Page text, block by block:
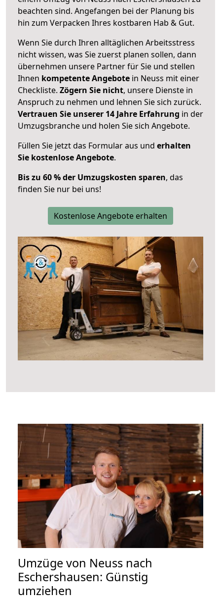
beachten sind. Angefangen bei der Planung bis
hin zum Verpacken Ihres kostbaren Hab & Gut.
Wenn Sie durch Ihren alltäglichen Arbeitsstress
nicht wissen, was Sie zuerst planen sollen, dann
übernehmen unsere Partner für Sie und stellen
Ihnen kompetente Angebote in Neuss mit einer
Checkliste. Zögern Sie nicht, unsere Dienste in
Anspruch zu nehmen und lehnen Sie sich zurück.
Vertrauen Sie unserer 14 Jahre Erfahrung in der
Umzugsbranche und holen Sie sich Angebote.
Füllen Sie jetzt das Formular aus und erhalten
Sie kostenlose Angebote.
Bis zu 60 % der Umzugskosten sparen, das
finden Sie nur bei uns!
Kostenlose Angebote erhalten
Umzüge von Neuss nach
Eschershausen: Günstig
umziehen